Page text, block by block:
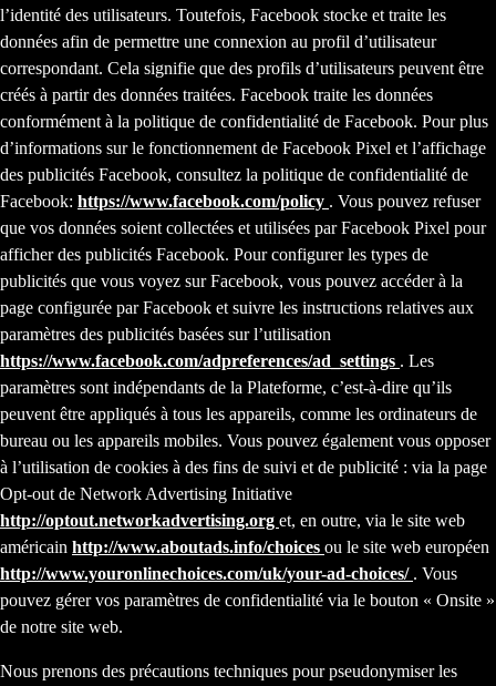
l’identité des utilisateurs. Toutefois, Facebook stocke et traite les
données afin de permettre une connexion au profil d’utilisateur
correspondant. Cela signifie que des profils d’utilisateurs peuvent être
créés à partir des données traitées. Facebook traite les données
conformément à la politique de confidentialité de Facebook. Pour plus
d’informations sur le fonctionnement de Facebook Pixel et l’affichage
des publicités Facebook, consultez la politique de confidentialité de
Facebook: https://www.facebook.com/policy . Vous pouvez refuser
que vos données soient collectées et utilisées par Facebook Pixel pour
afficher des publicités Facebook. Pour configurer les types de
publicités que vous voyez sur Facebook, vous pouvez accéder à la
page configurée par Facebook et suivre les instructions relatives aux
paramètres des publicités basées sur l’utilisation
https://www.facebook.com/adpreferences/ad_settings . Les
paramètres sont indépendants de la Plateforme, c’est-à-dire qu’ils
peuvent être appliqués à tous les appareils, comme les ordinateurs de
bureau ou les appareils mobiles. Vous pouvez également vous opposer
à l’utilisation de cookies à des fins de suivi et de publicité : via la page
Opt-out de Network Advertising Initiative
http://optout.networkadvertising.org et, en outre, via le site web
américain http://www.aboutads.info/choices ou le site web européen
http://www.youronlinechoices.com/uk/your-ad-choices/ . Vous
pouvez gérer vos paramètres de confidentialité via le bouton « Onsite »
de notre site web.
Nous prenons des précautions techniques pour pseudonymiser les